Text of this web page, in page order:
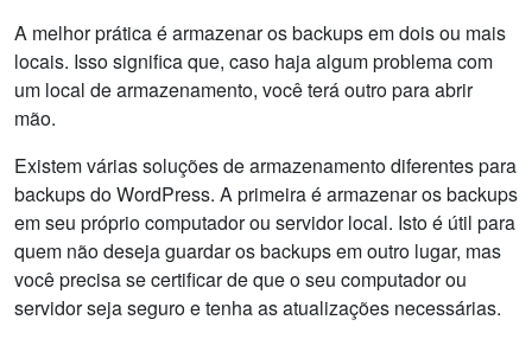
A melhor prática é armazenar os backups em dois ou mais
locais. Isso significa que, caso haja algum problema com
um local de armazenamento, você terá outro para abrir
mão.
Existem várias soluções de armazenamento diferentes para
backups do WordPress. A primeira é armazenar os backups
em seu próprio computador ou servidor local. Isto é útil para
quem não deseja guardar os backups em outro lugar, mas
você precisa se certificar de que o seu computador ou
servidor seja seguro e tenha as atualizações necessárias.